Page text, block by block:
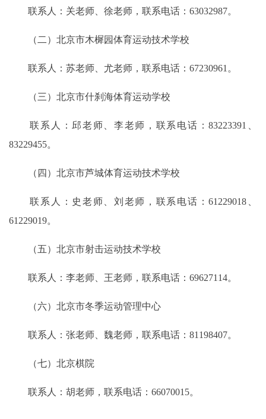
联系人：关老师、徐老师，联系电话：63032987。
（二）北京市木樨园体育运动技术学校
联系人：苏老师、尤老师，联系电话：67230961。
（三）北京市什刹海体育运动学校
联系人：邱老师、李老师，联系电话：83223391、
83229455。
（四）北京市芦城体育运动技术学校
联系人：史老师、刘老师，联系电话：61229018、
61229019。
（五）北京市射击运动技术学校
联系人：李老师、王老师，联系电话：69627114。
（六）北京市冬季运动管理中心
联系人：张老师、魏老师，联系电话：81198407。
（七）北京棋院
联系人：胡老师，联系电话：66070015。